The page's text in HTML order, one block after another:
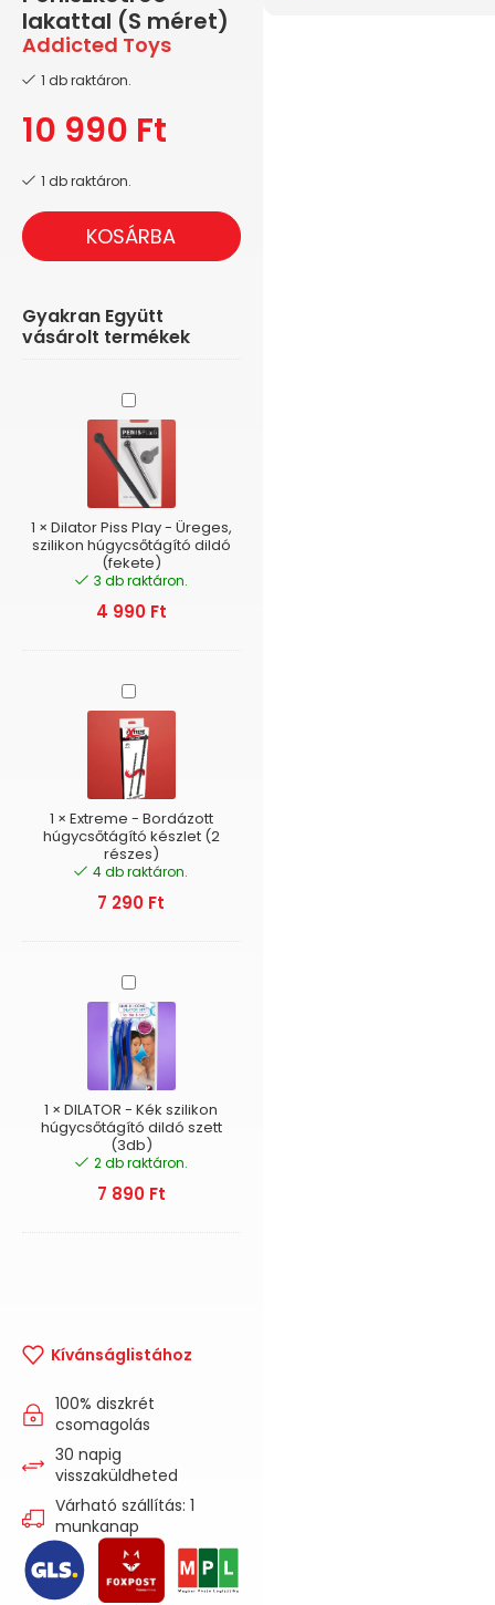
lakattal (S méret)
Addicted Toys
1 db raktáron.
10 990 Ft
1 db raktáron.
KOSÁRBA
Gyakran Együtt
vásárolt termékek
Dilator
Piss
Play
-
Üreges,
szilikon
húgycsőtágító
dildó
(fekete)
1 × Dilator Piss Play - Üreges,
szilikon húgycsőtágító dildó
(fekete)
3 db raktáron.
4 990 Ft
Extreme
-
Bordázott
húgycsőtágító
készlet
(2
részes)
1 × Extreme - Bordázott
húgycsőtágító készlet (2
részes)
4 db raktáron.
7 290 Ft
DILATOR
-
Kék
szilikon
húgycsőtágító
dildó
szett
(3db)
1 ×DILATOR - Kék szilikon
húgycsőtágító dildó szett
(3db)
2 db raktáron.
7 890 Ft
Kívánságlistához
100% diszkrét
csomagolás
30 napig
visszaküldheted
Várható szállítás: 1
munkanap